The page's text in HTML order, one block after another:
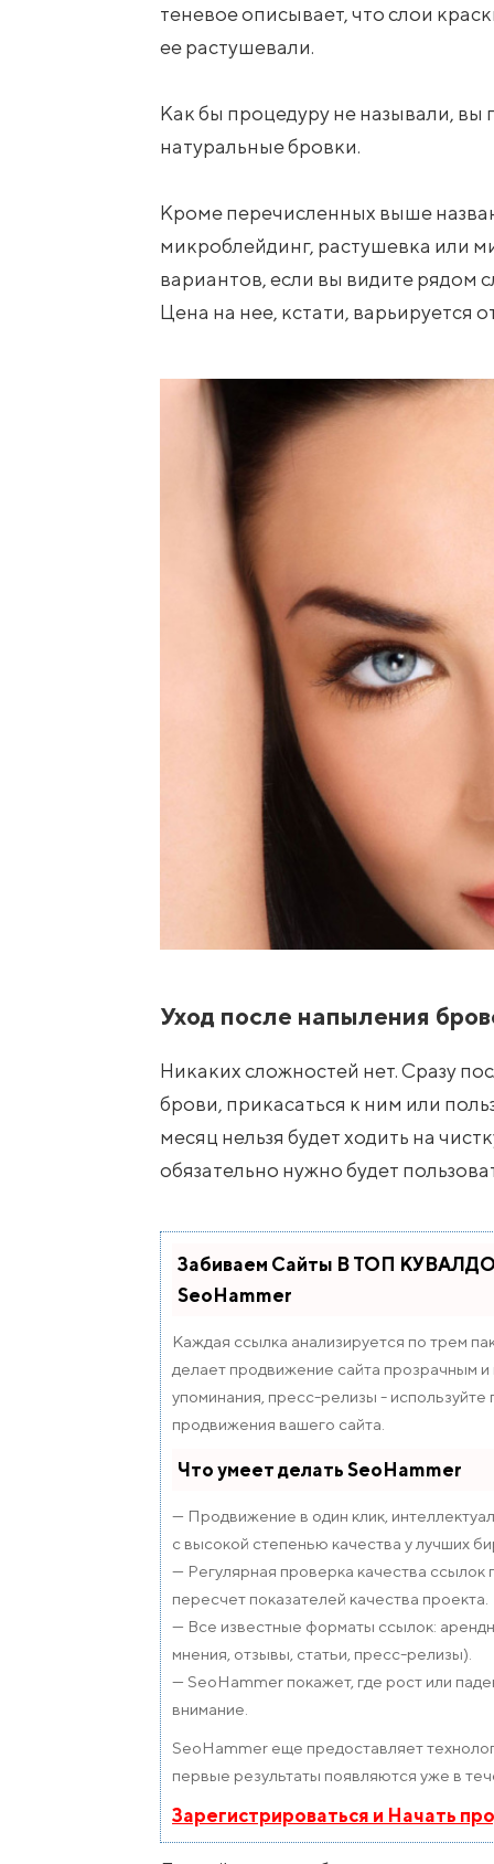
теневое описывает, что слои
ее растушевали.
Как бы процедуру не называли, вы
натуральные бровки.
Кроме перечисленных выше
микроблейдинг, растушевка или
вариантов, если вы видите рядом
Цена на нее, кстати, варьируется
Уход после напыления
Никаких сложностей нет. Сразу
брови, прикасаться к ним или
месяц нельзя будет ходить на
обязательно нужно будет
Забиваем Сайты В ТОП
SeoHammer
Каждая ссылка анализируется по трем
делает продвижение сайта прозрачным
упоминания, пресс-релизы -
продвижения вашего сайта.
Что умеет делать SeoHammer
— Продвижение в один клик,
с высокой степенью качества у лучших
— Регулярная проверка качества
пересчет показателей качества проекта.
— Все известные форматы ссылок:
мнения, отзывы, статьи, пресс-релизы).
— SeoHammer покажет, где рост или
внимание.
SeoHammer еще предоставляет
первые результаты появляются уже в
Зарегистрироваться и Начать